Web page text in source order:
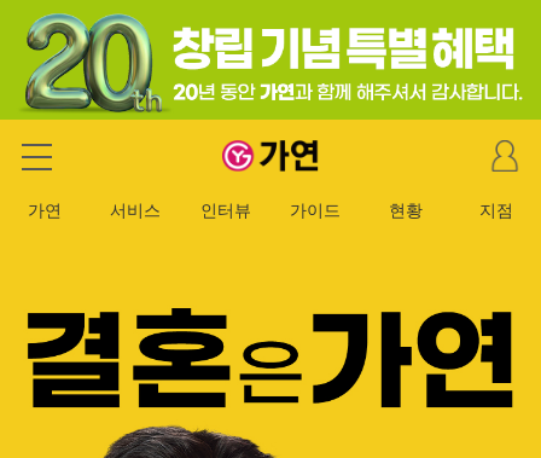
가연 결혼정보회사
마
이
이
가연 서비스 인터뷰 가이드 현황 지점